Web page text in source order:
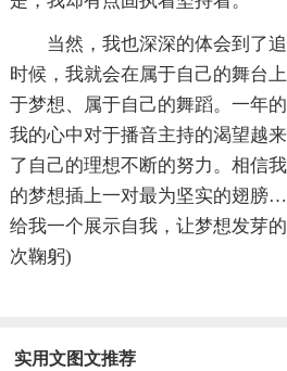
当然，我也深深的体会到了
时候，我就会在属于自己的舞台
于梦想、属于自己的舞蹈。一年
我的心中对于播音主持的渴望越
了自己的理想不断的努力。相信
的梦想插上一对最为坚实的翅膀
给我一个展示自我，让梦想发芽
次鞠躬)
实用文图文推荐